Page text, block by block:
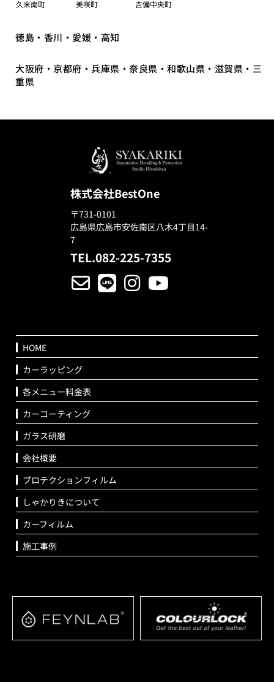
久米南町
美咲町 吉備中央町
徳島・香川・愛媛・高知
大阪府・京都府・兵庫県・奈良県・和歌山県・滋賀県・三
重県
株式会社BestOne
〒731-0101
広島県広島市安佐南区八木4丁目14-
7
TEL.082-225-7355
HOME
カーラッピング
各メニュー料金表
カーコーティング
ガラス研磨
会社概要
プロテクションフィルム
しゃかりきについて
カーフィルム
施工事例